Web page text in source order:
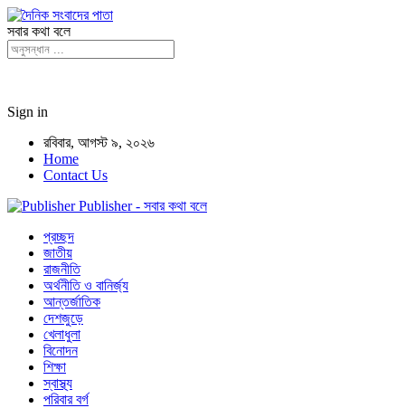
সবার কথা বলে
Sign in
রবিবার, আগস্ট ৯, ২০২৬
Home
Contact Us
Publisher - সবার কথা বলে
প্রচ্ছদ
জাতীয়
রাজনীতি
অর্থনীতি ও বানির্জ্য
আন্তর্জাতিক
দেশজুড়ে
খেলাধুলা
বিনোদন
শিক্ষা
স্বাস্থ্য
পরিবার বর্গ